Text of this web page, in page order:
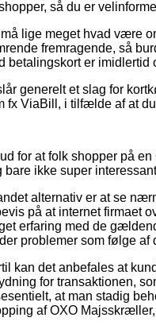
så du er
lige meget hvad være
fremragende, så
betalingskort er imidlertid
generelt et slag for
fx ViaBill, i tilfælde af at
for at folk shopper på
bare ikke super
alternativ er at se
på at internet firmaet
erfaring med de
problemer som følge af
kan det anbefales at
for transaktionen,
at man stadig
af OXO